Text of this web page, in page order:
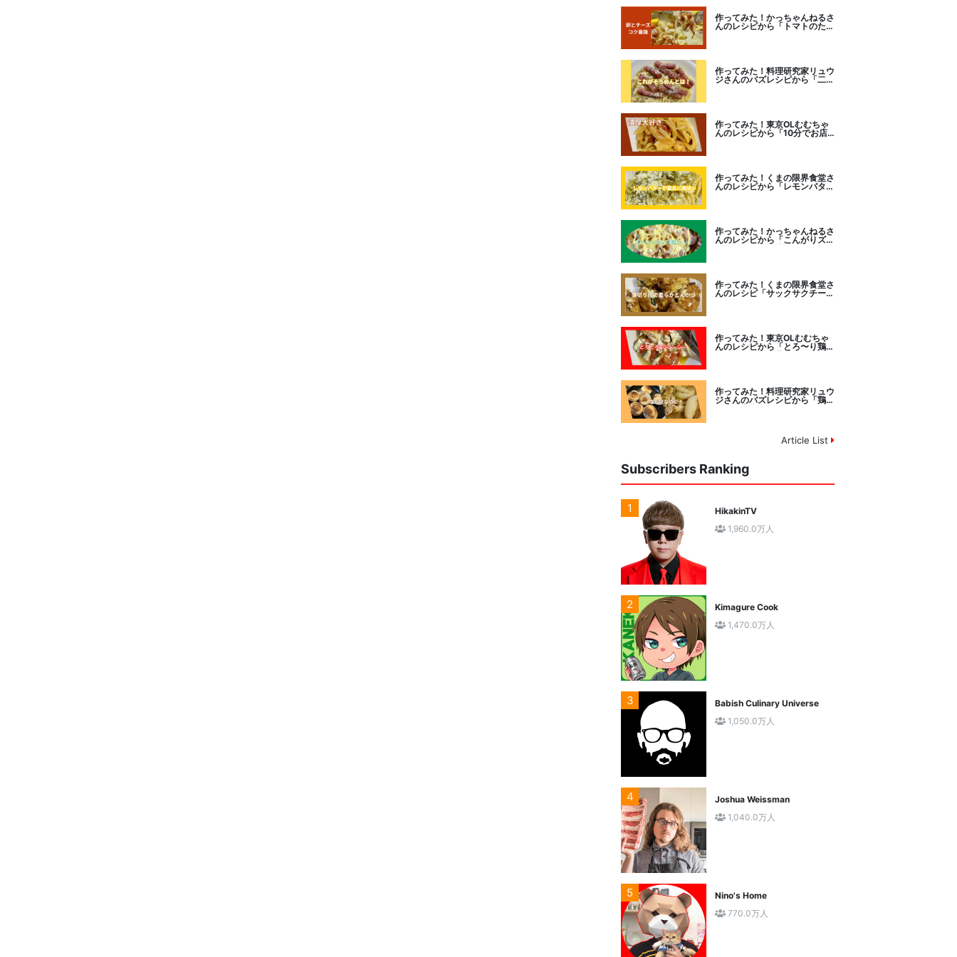
作ってみた！かっちゃんねるさ
んのレシピから「トマトのたま
作ってみた！料理研究家リュウ
ジさんのバズレシピから「二度
作ってみた！東京OLむむちゃ
んのレシピから「10分でお店
作ってみた！くまの限界食堂さ
んのレシピから「レモンバター
作ってみた！かっちゃんねるさ
んのレシピから「こんがりズッ
作ってみた！くまの限界食堂さ
んのレシピ「サックサクチーズ
作ってみた！東京OLむむちゃ
んのレシピから「とろ〜り鶏む
作ってみた！料理研究家リュウ
ジさんのバズレシピから「鶏の
Article List
Subscribers Ranking
1
HikakinTV
1,960.0万人
2
Kimagure Cook
1,470.0万人
3
Babish Culinary Universe
1,050.0万人
4
Joshua Weissman
1,040.0万人
5
Nino's Home
770.0万人